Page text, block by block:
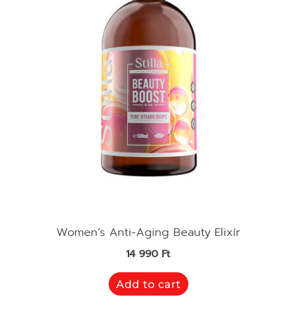
Women’s Anti-Aging Beauty Elixír
14 990 Ft
Add to cart